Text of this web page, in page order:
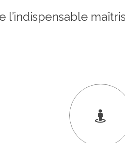
l’indispensable